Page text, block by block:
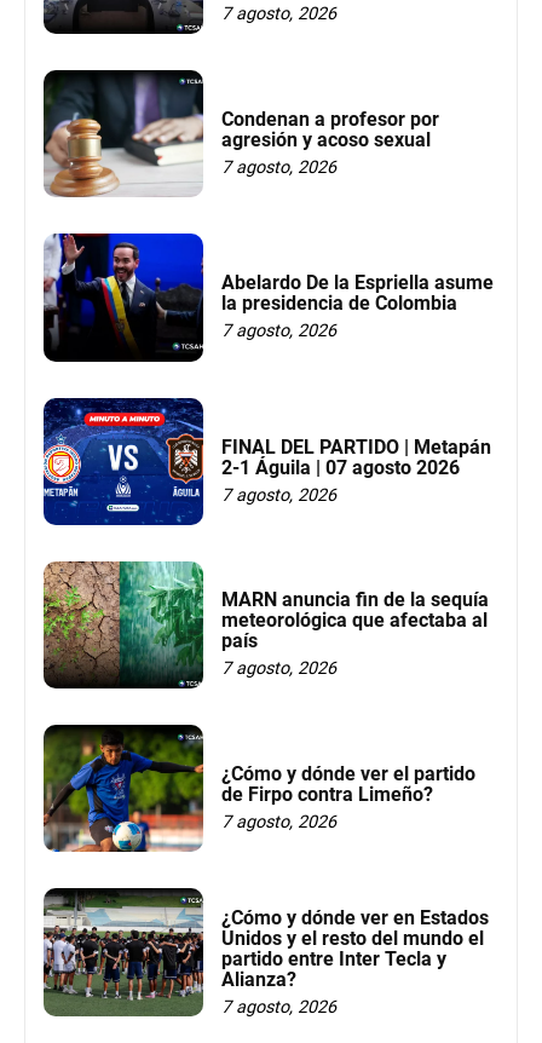
7 agosto, 2026
Condenan a profesor por
agresión y acoso sexual
7 agosto, 2026
Abelardo De la Espriella asume
la presidencia de Colombia
7 agosto, 2026
FINAL DEL PARTIDO | Metapán
2-1 Águila | 07 agosto 2026
7 agosto, 2026
MARN anuncia fin de la sequía
meteorológica que afectaba al
país
7 agosto, 2026
¿Cómo y dónde ver el partido
de Firpo contra Limeño?
7 agosto, 2026
¿Cómo y dónde ver en Estados
Unidos y el resto del mundo el
partido entre Inter Tecla y
Alianza?
7 agosto, 2026